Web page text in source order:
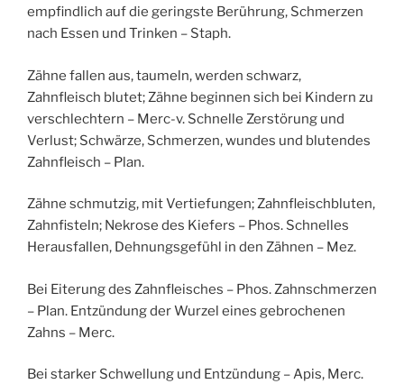
empfindlich auf die geringste Berührung, Schmerzen
nach Essen und Trinken – Staph.
Zähne fallen aus, taumeln, werden schwarz,
Zahnfleisch blutet; Zähne beginnen sich bei Kindern zu
verschlechtern – Merc-v. Schnelle Zerstörung und
Verlust; Schwärze, Schmerzen, wundes und blutendes
Zahnfleisch – Plan.
Zähne schmutzig, mit Vertiefungen; Zahnfleischbluten,
Zahnfisteln; Nekrose des Kiefers – Phos. Schnelles
Herausfallen, Dehnungsgefühl in den Zähnen – Mez.
Bei Eiterung des Zahnfleisches – Phos. Zahnschmerzen
– Plan. Entzündung der Wurzel eines gebrochenen
Zahns – Merc.
Bei starker Schwellung und Entzündung – Apis, Merc.